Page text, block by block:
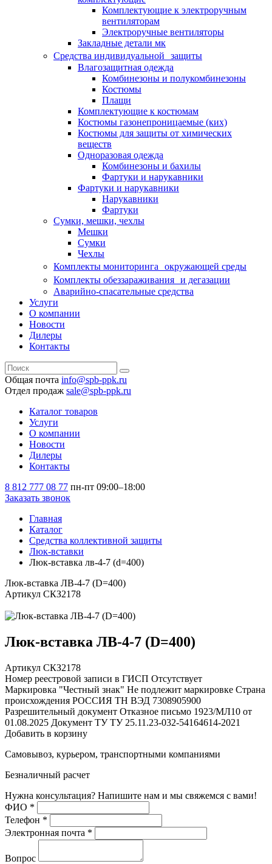
Комплектующие к электроручным
вентиляторам
Электроручные вентиляторы
Закладные детали мк
Средства индивидуальной защиты
Влагозащитная одежда
Комбинезоны и полукомбинезоны
Костюмы
Плащи
Комплектующие к костюмам
Костюмы газонепроницаемые (ких)
Костюмы для защиты от химических
веществ
Одноразовая одежда
Комбинезоны и бахилы
Фартуки и нарукавники
Фартуки и нарукавники
Нарукавники
Фартуки
Сумки, мешки, чехлы
Мешки
Сумки
Чехлы
Комплекты мониторинга окружающей среды
Комплекты обеззараживания и дегазации
Аварийно-спасательные средства
Услуги
О компании
Новости
Дилеры
Контакты
Общая почта info@spb-ppk.ru
Отдел продаж sale@spb-ppk.ru
Каталог товаров
Услуги
О компании
Новости
Дилеры
Контакты
8 812 777 08 77 пн-пт 09:00–18:00
Заказать звонок
Главная
Каталог
Средства коллективной защиты
Люк-вставки
Люк-вставка лв-4-7 (d=400)
Люк-вставка ЛВ-4-7 (D=400)
Артикул СКЗ2178
Люк-вставка ЛВ-4-7 (D=400)
Артикул СКЗ2178
Номер реестровой записи в ГИСП Отсутствует
Маркировка "Честный знак" Не подлежит маркировке Страна
происхождения РОССИЯ ТН ВЭД 7308905900
Разрешительный документ Отказное письмо 1923/МЛ10 от
01.08.2025 Документ ТУ ТУ 25.11.23-032-54164614-2021
Добавить в корзину
Самовывоз, курьером, транспортными компаниями
Безналичный расчет
Нужна консультация? Напишите нам и мы свяжемся с вами!
ФИО *
Телефон *
Электронная почта *
Вопрос